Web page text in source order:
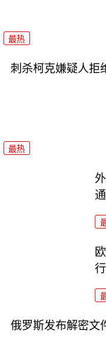
最热
刺杀柯克嫌疑人拒
最热
俄罗斯发布解密文